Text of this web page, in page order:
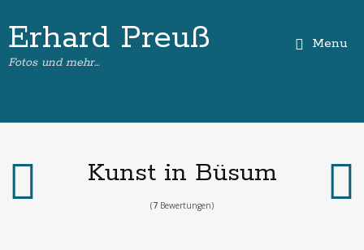
Erhard Preuß
Fotos und mehr…
Menu
Kunst in Büsum
(7 Bewertungen)